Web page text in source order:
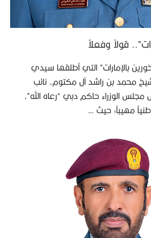
قولاً وفعلاً
بالإمارات” التي أطلقها سيدي
محمد بن راشد آل مكتوم، نائب
مجلس الوزراء حاكم دبي “رعاه الله”،
مهيباً؛ حيث …